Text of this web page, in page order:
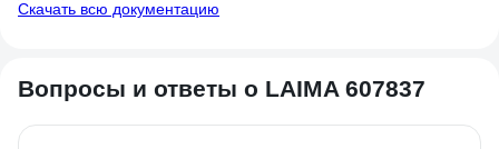
Скачать всю документацию
Вопросы и ответы о LAIMA 607837